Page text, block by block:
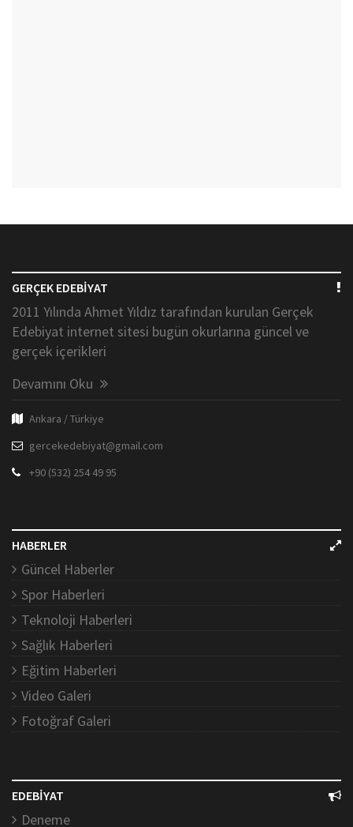
GERÇEK EDEBİYAT
2011 Yılında Ahmet Yıldız tarafından kurulan Gerçek
Edebiyat internet sitesi bugün okurlarına güncel ve
gerçek içerikleri
Devamını Oku
Ankara / Türkiye
gercekedebiyat@gmail.com
+90 (532) 254 49 95
HABERLER
Güncel Haberler
Spor Haberleri
Teknoloji Haberleri
Sağlık Haberleri
Eğitim Haberleri
Video Galeri
Fotoğraf Galeri
EDEBİYAT
Deneme